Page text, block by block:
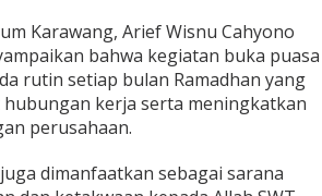
Karawang, Arief Wisnu Cahyono
bahwa kegiatan buka puasa
rutin setiap bulan Ramadhan yang
kerja serta meningkatkan
perusahaan.
dimanfaatkan sebagai sarana